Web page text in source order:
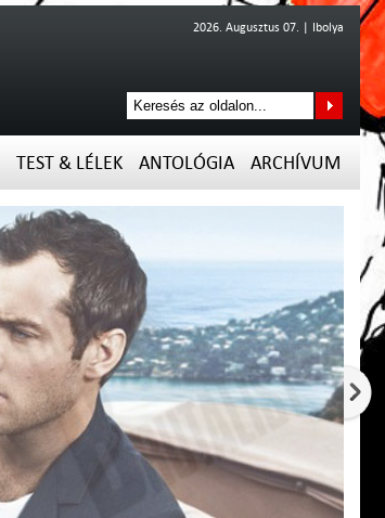
2026. Augusztus 07. | Ibolya
TEST & LÉLEK ANTOLÓGIA ARCHÍVUM